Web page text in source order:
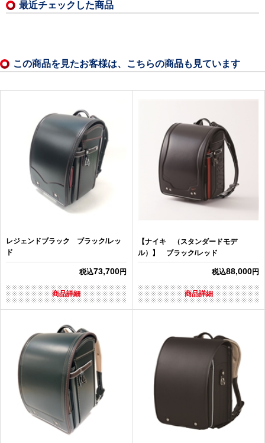
最近チェックした商品
この商品を見たお客様は、こちらの商品も見ています
レジェンドブラック ブラック/レッ
ド
税込73,700円
商品詳細
【ナイキ （スタンダードモデ
ル）】 ブラック/レッド
税込88,000円
商品詳細